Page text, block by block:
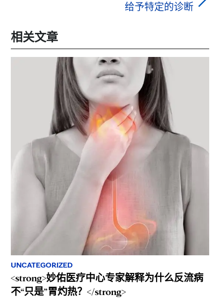
给予特定的诊断
相关文章
UNCATEGORIZED
<strong>妙佑医疗中心专家解释为什么反流病
不“只是”胃灼热？</strong>